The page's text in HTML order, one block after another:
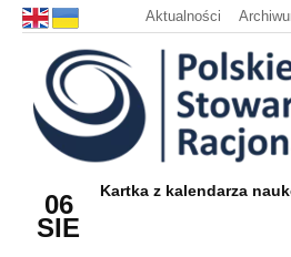
Aktualności
06
SIE
Kartka z kalendarza